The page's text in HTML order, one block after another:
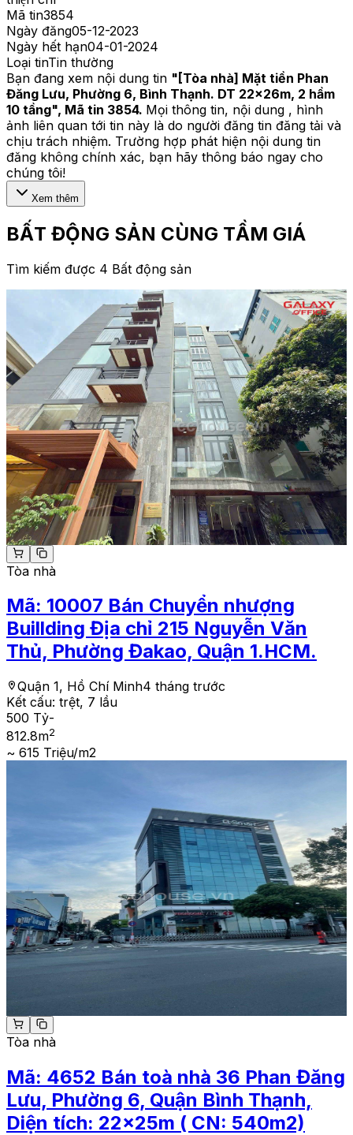
Mã tin3854
Ngày đăng05-12-2023
Ngày hết hạn04-01-2024
Loại tinTin thường
Bạn đang xem nội dung tin "[Tòa nhà] Mặt tiền Phan
Đăng Lưu, Phường 6, Bình Thạnh. DT 22x26m, 2 hầm
10 tầng", Mã tin 3854. Mọi thông tin, nội dung , hình
ảnh liên quan tới tin này là do người đăng tin đăng tải và
chịu trách nhiệm. Trường hợp phát hiện nội dung tin
đăng không chính xác, bạn hãy thông báo ngay cho
chúng tôi!
Xem thêm
BẤT ĐỘNG SẢN CÙNG TẦM GIÁ
Tìm kiếm được 4 Bất động sản
Tòa nhà
Mã: 10007 Bán Chuyển nhượng
Buillding Địa chỉ 215 Nguyễn Văn
Thủ, Phường Đakao, Quận 1.HCM.
Quận 1, Hồ Chí Minh4 tháng trước
Kết cấu: trệt, 7 lầu
500 Tỷ-
812.8m2
~ 615 Triệu/m2
Tòa nhà
Mã: 4652 Bán toà nhà 36 Phan Đăng
Lưu, Phường 6, Quận Bình Thạnh,
Diện tích: 22x25m ( CN: 540m2)